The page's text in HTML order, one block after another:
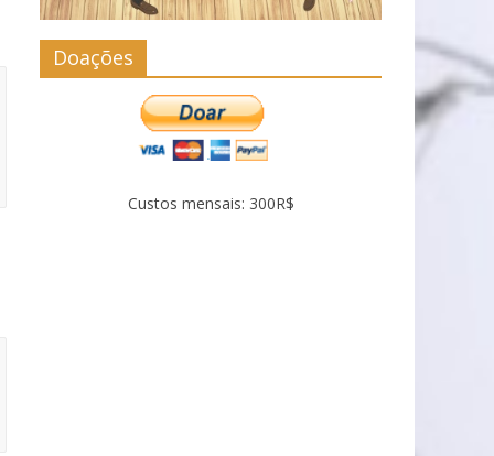
Doações
Custos mensais: 300R$